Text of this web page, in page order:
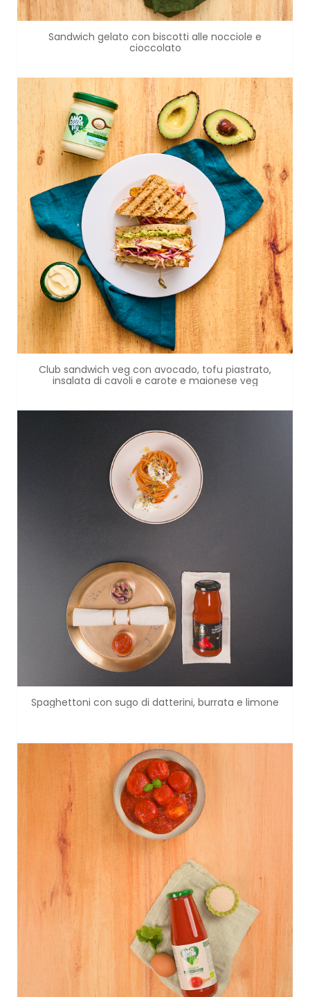
Sandwich gelato con biscotti alle nocciole e
cioccolato
Club sandwich veg con avocado, tofu piastrato,
insalata di cavoli e carote e maionese veg
Spaghettoni con sugo di datterini, burrata e limone